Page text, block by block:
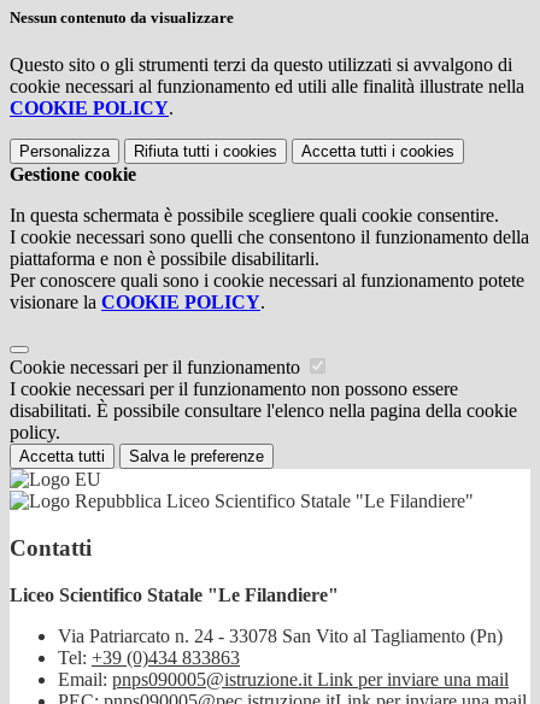
Nessun contenuto da visualizzare
Questo sito o gli strumenti terzi da questo utilizzati si avvalgono di
cookie necessari al funzionamento ed utili alle finalità illustrate nella
COOKIE POLICY.
Personalizza Rifiuta tutti i cookies Accetta tutti i cookies
Gestione cookie
In questa schermata è possibile scegliere quali cookie consentire.
I cookie necessari sono quelli che consentono il funzionamento della
piattaforma e non è possibile disabilitarli.
Per conoscere quali sono i cookie necessari al funzionamento potete
visionare la COOKIE POLICY.
Cookie necessari per il funzionamento
I cookie necessari per il funzionamento non possono essere
disabilitati. È possibile consultare l'elenco nella pagina della cookie
policy.
Accetta tutti Salva le preferenze
Liceo Scientifico Statale "Le Filandiere"
Contatti
Liceo Scientifico Statale "Le Filandiere"
Via Patriarcato n. 24 - 33078 San Vito al Tagliamento (Pn)
Tel: +39 (0)434 833863
Email: pnps090005@istruzione.it Link per inviare una mail